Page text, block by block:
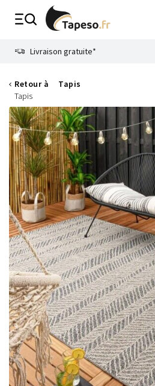
Livraison gratuite*
Retour à
Tapis
Tapis